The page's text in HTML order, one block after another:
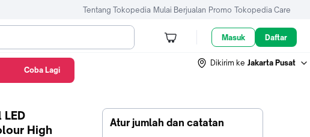
Tentang Tokopedia Mulai Berjualan Promo Tokopedia Care
Masuk Daftar
Dikirim ke Jakarta Pusat
Atur jumlah dan catatan
High
Coba Lagi